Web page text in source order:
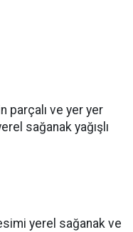
parçalı ve yer yer
sağanak yağışlı
yerel sağanak ve